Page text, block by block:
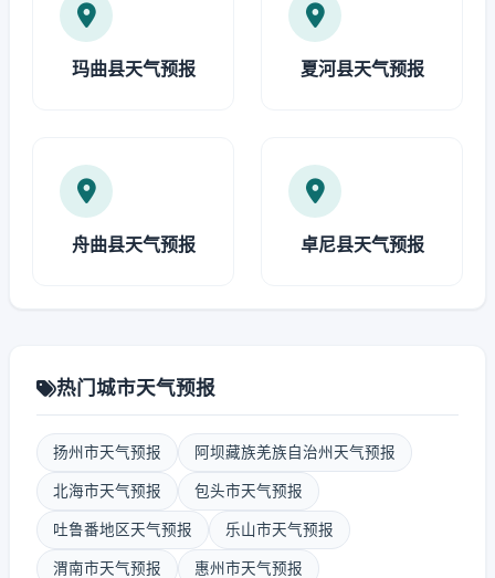
玛曲县天气预报 夏河县天气预报
舟曲县天气预报 卓尼县天气预报
热门城市天气预报
扬州市天气预报 阿坝藏族羌族自治州天气预报
北海市天气预报 包头市天气预报
吐鲁番地区天气预报 乐山市天气预报
渭南市天气预报 惠州市天气预报